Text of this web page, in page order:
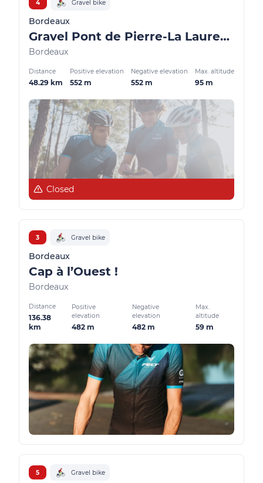
4 Gravel bike
Bordeaux
Gravel Pont de Pierre-La Laurence
Bordeaux
Distance
48.29 km
Positive elevation
552 m
Negative elevation
552 m
Max. altitude
95 m
Closed
3 Gravel bike
Bordeaux
Cap à l’Ouest !
Bordeaux
Distance
136.38
km
Positive
elevation
482 m
Negative
elevation
482 m
Max.
altitude
59 m
5 Gravel bike